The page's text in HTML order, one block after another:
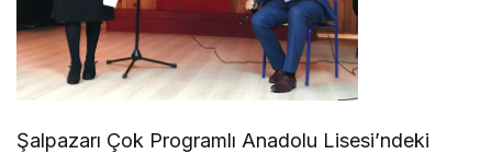
Şalpazarı Çok Programlı Anadolu Lisesi’ndeki